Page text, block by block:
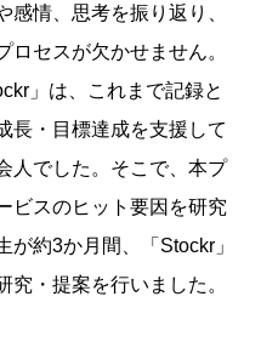
感情、思考を振り返り、
ロセスが欠かせません。
」は、これまで記録と
長・目標達成を支援して
人でした。そこで、本プ
ビスのヒット要因を研究
約3か月間、「Stockr」
究・提案を行いました。